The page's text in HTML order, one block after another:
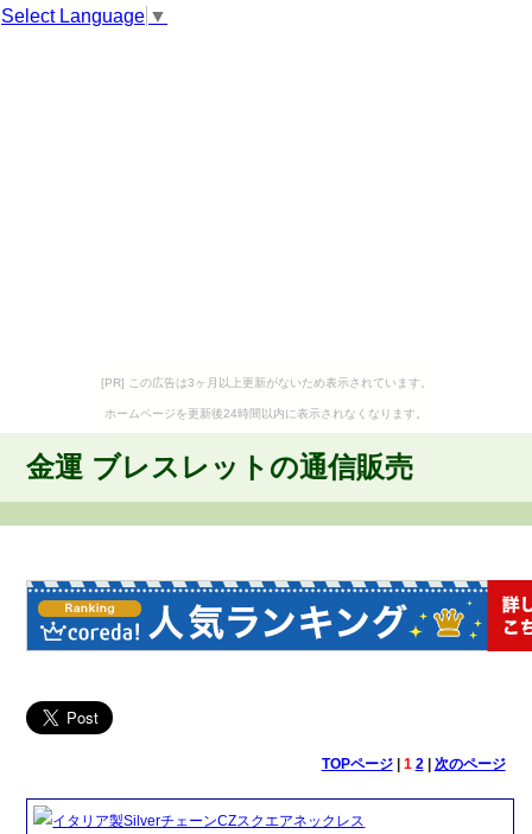
Select Language ▼
[PR] この広告は3ヶ月以上更新がないため表示されています。
ホームページを更新後24時間以内に表示されなくなります。
金運 ブレスレットの通信販売
TOPページ| 1 2| 次のページ
イタリア製SilverチェーンCZスクエアネックレス